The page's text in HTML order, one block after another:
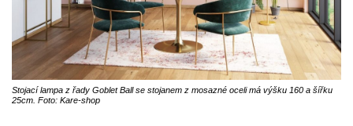
Stojací lampa z řady Goblet Ball se stojanem z mosazné oceli má výšku 160 a šířku
25cm. Foto: Kare-shop